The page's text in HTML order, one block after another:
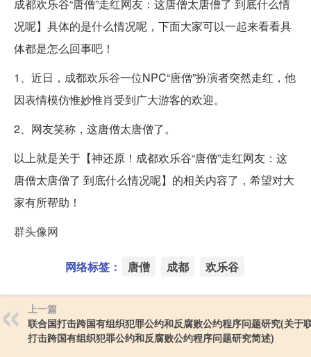
成都欢乐谷“唐僧”走红网友：这唐僧太唐僧了 到底什么情
况呢】具体的是什么情况呢，下面大家可以一起来看看具
体都是怎么回事吧！
1、近日，成都欢乐谷一位NPC“唐僧”扮演者突然走红，他
因表情模仿惟妙惟肖受到广大游客的欢迎。
2、网友笑称，这唐僧太唐僧了。
以上就是关于【神还原！成都欢乐谷“唐僧”走红网友：这
唐僧太唐僧了 到底什么情况呢】的相关内容了，希望对大
家有所帮助！
群头像网
网络标签： 唐僧 成都 欢乐谷
上一篇
联合国打击跨国有组织犯罪公约和反腐败公约程序问题研究(关于
打击跨国有组织犯罪公约和反腐败公约程序问题研究简述)